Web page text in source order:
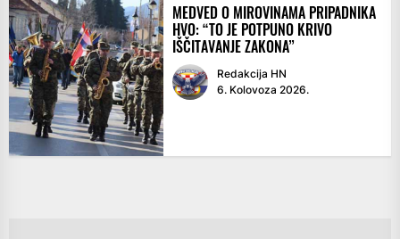
MEDVED O MIROVINAMA PRIPADNIKA
HVO: “TO JE POTPUNO KRIVO
IŠČITAVANJE ZAKONA”
Redakcija HN
6. Kolovoza 2026.